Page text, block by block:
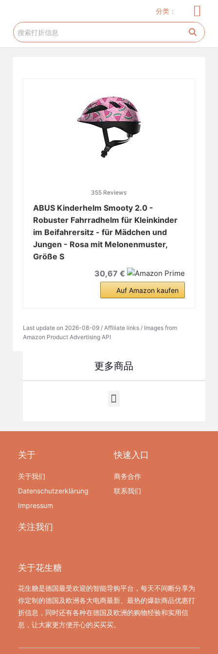
过
内
分类：
355 Reviews
ABUS Kinderhelm Smooty 2.0 -
Robuster Fahrradhelm für Kleinkinder
im Beifahrersitz - für Mädchen und
Jungen - Rosa mit Melonenmuster,
Größe S
30,67 €
Auf Amazon kaufen
Last update on 2026-08-09 / Affiliate links / Images from
Amazon Product Advertising API
更多商品
关于
关于我们
Datenschutzerklärung
Impressum
快速入口
商务合作
联系我们
关注我们
关于花生糖
花生糖是德国最受欢迎的智能导购平台，每天不间断分享为
你定制的德国及欧洲各大电商最新、最热的爆款商品优惠打
折信息，同时还有各种在德国及欧洲的购物经验和实用信
息，让大家更方便开心的买买买。